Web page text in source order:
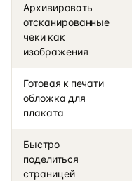
Архивировать
отсканированные
чеки как
изображения
Готовая к печати
обложка для
плаката
Быстро
поделиться
страницей